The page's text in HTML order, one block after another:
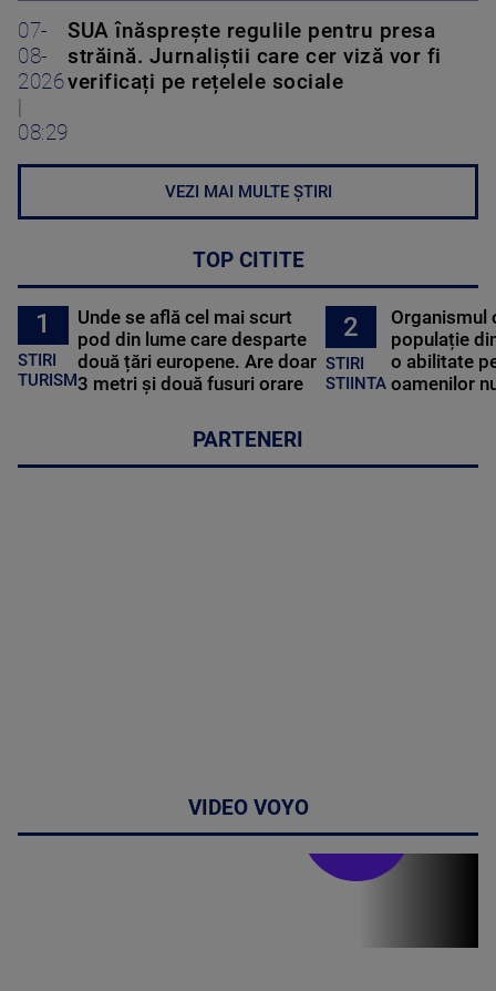
07-
08-
2026
08:29
SUA înăsprește regulile pentru presa
străină. Jurnaliștii care cer viză vor fi
verificați pe rețelele sociale
VEZI MAI MULTE ȘTIRI
TOP CITITE
1
STIRI
TURISM
Unde se află cel mai scurt
pod din lume care desparte
două țări europene. Are doar
3 metri și două fusuri orare
2
STIRI
STIINTA
Organismul
populație
o abilitate
oamenilor
PARTENERI
VIDEO VOYO